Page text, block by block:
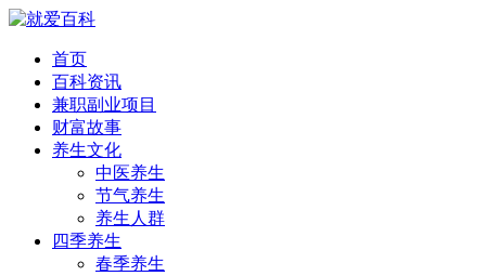
首页
百科资讯
兼职副业项目
财富故事
养生文化
中医养生
节气养生
养生人群
四季养生
春季养生